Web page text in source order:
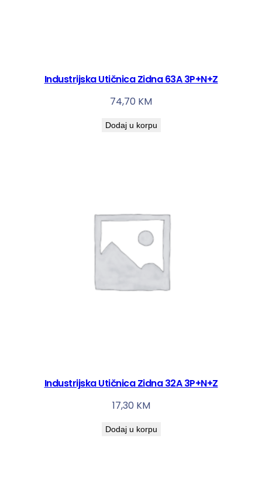
Industrijska Utičnica Zidna 63A 3P+N+Z
74,70 KM
Dodaj u korpu
Industrijska Utičnica Zidna 32A 3P+N+Z
17,30 KM
Dodaj u korpu